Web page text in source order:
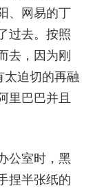
、网易的丁
过去。按照
去，因为刚
太迫切的再融
里巴巴并且
公室时，黑
捏半张纸的